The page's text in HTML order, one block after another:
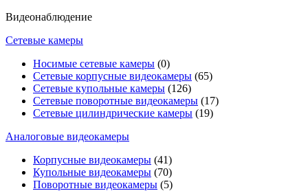
Видеонаблюдение
Сетевые камеры
Носимые сетевые камеры (0)
Сетевые корпусные видеокамеры (65)
Сетевые купольные камеры (126)
Сетевые поворотные видеокамеры (17)
Сетевые цилиндрические камеры (19)
Аналоговые видеокамеры
Корпусные видеокамеры (41)
Купольные видеокамеры (70)
Поворотные видеокамеры (5)